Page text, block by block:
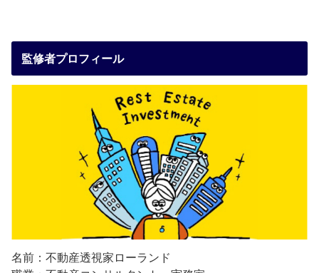
監修者プロフィール
名前：不動産透視家ローランド